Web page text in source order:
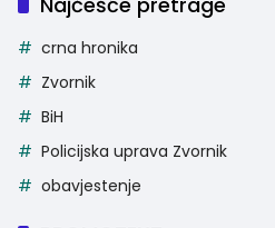
crna hronika
Zvornik
BiH
Policijska uprava Zvornik
obavjestenje